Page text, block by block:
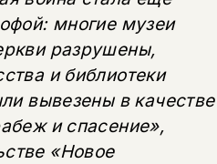
многие музеи
разрушены,
и библиотеки
вывезены в качестве
и спасение»,
«Новое